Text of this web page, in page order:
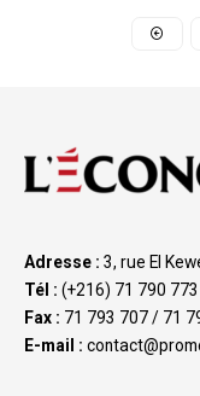
Adresse : 3, rue El
Tél : (+216) 71 790
Fax : 71 793 707 / 71
E-mail :